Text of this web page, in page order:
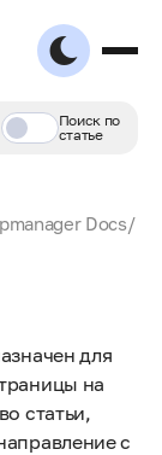
Поиск по
статье
Docs/
для
на
статьи,
с